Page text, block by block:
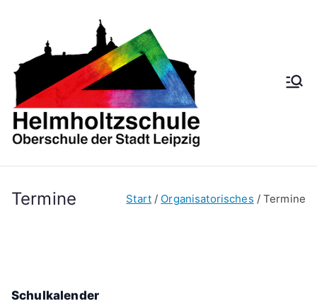
springen
ule
Termine Start Organisatorisches Termine
Schulkalender